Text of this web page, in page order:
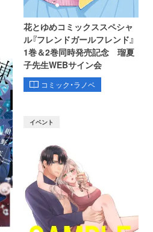
花とゆめコミックススペシャ
ル『フレンドガールフレンド』
1巻＆2巻同時発売記念 瑠夏
子先生WEBサイン会
コミック・ラノベ
イベント